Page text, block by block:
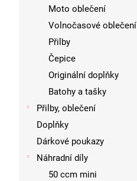
Moto oblečení
Volnočasové oblečení
Přilby
Čepice
Originální doplňky
Batohy a tašky
Přilby, oblečení
Doplňky
Dárkové poukazy
Náhradní díly
50 ccm mini